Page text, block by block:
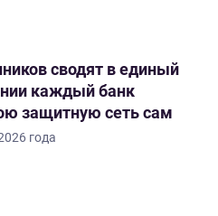
сводят в единый
каждый банк
защитную сеть сам
года